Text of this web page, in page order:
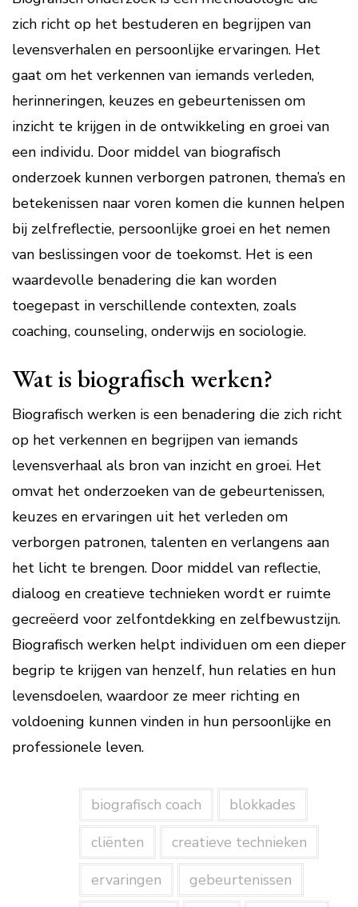
zich richt op het bestuderen en begrijpen van
levensverhalen en persoonlijke ervaringen. Het
gaat om het verkennen van iemands verleden,
herinneringen, keuzes en gebeurtenissen om
inzicht te krijgen in de ontwikkeling en groei van
een individu. Door middel van biografisch
onderzoek kunnen verborgen patronen, thema’s en
betekenissen naar voren komen die kunnen helpen
bij zelfreflectie, persoonlijke groei en het nemen
van beslissingen voor de toekomst. Het is een
waardevolle benadering die kan worden
toegepast in verschillende contexten, zoals
coaching, counseling, onderwijs en sociologie.
Wat is biografisch werken?
Biografisch werken is een benadering die zich richt
op het verkennen en begrijpen van iemands
levensverhaal als bron van inzicht en groei. Het
omvat het onderzoeken van de gebeurtenissen,
keuzes en ervaringen uit het verleden om
verborgen patronen, talenten en verlangens aan
het licht te brengen. Door middel van reflectie,
dialoog en creatieve technieken wordt er ruimte
gecreëerd voor zelfontdekking en zelfbewustzijn.
Biografisch werken helpt individuen om een dieper
begrip te krijgen van henzelf, hun relaties en hun
levensdoelen, waardoor ze meer richting en
voldoening kunnen vinden in hun persoonlijke en
professionele leven.
biografisch coach
blokkades
cliënten
creatieve technieken
ervaringen
gebeurtenissen